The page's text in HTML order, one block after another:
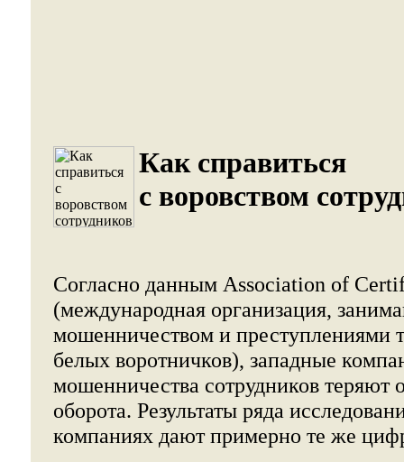
Как справиться
с воровством
Согласно данным Association of
(международная организация,
мошенничеством и преступлениями
белых воротничков), западные
мошенничества сотрудников теряют
оборота. Результаты ряда
компаниях дают примерно те же